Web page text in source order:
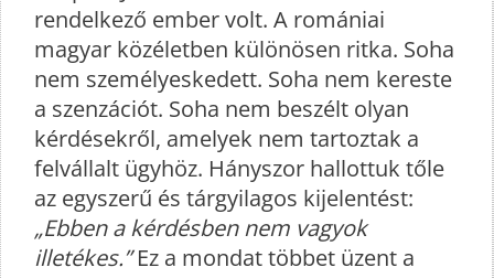
rendelkező ember volt. A romániai
magyar közéletben különösen ritka. Soha
nem személyeskedett. Soha nem kereste
a szenzációt. Soha nem beszélt olyan
kérdésekről, amelyek nem tartoztak a
felvállalt ügyhöz. Hányszor hallottuk tőle
az egyszerű és tárgyilagos kijelentést:
„Ebben a kérdésben nem vagyok
illetékes.”Ez a mondat többet üzent a